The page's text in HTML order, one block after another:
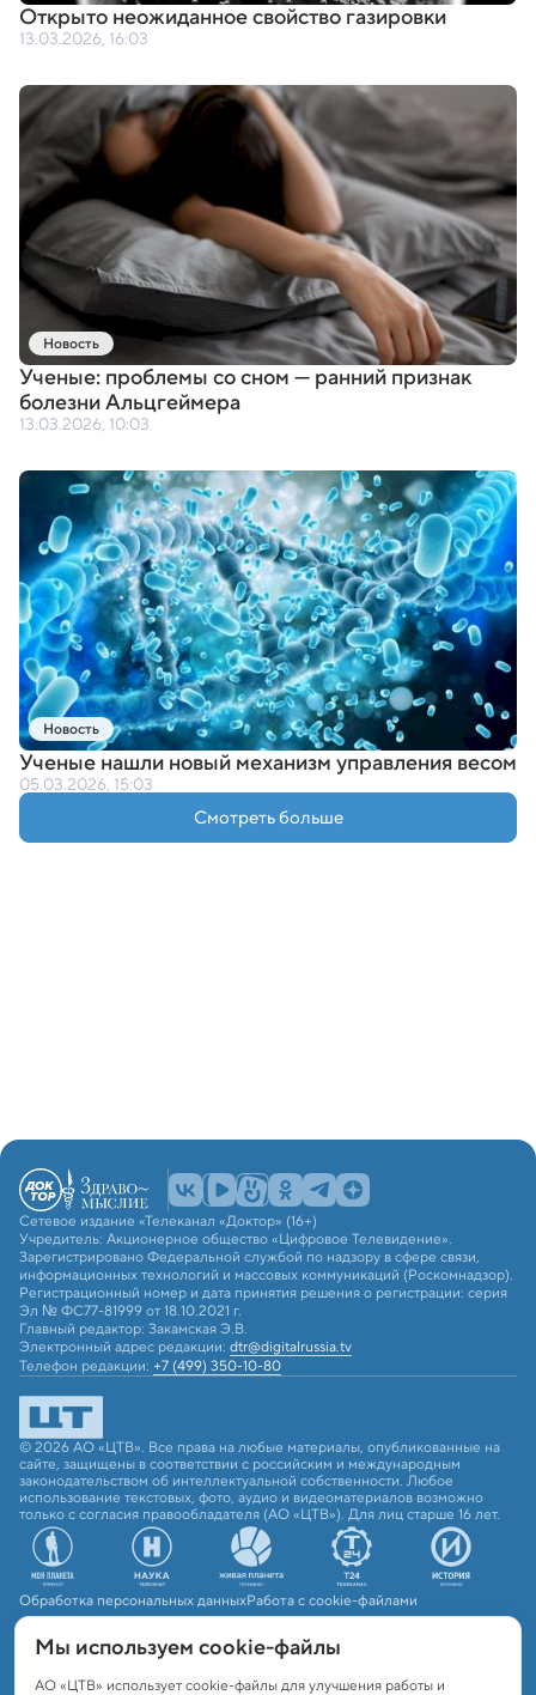
Открыто неожиданное свойство газировки
13.03.2026, 16:03
Новость
Ученые: проблемы со сном — ранний признак
болезни Альцгеймера
13.03.2026, 10:03
Новость
Ученые нашли новый механизм управления весом
05.03.2026, 15:03
Смотреть больше
Сетевое издание «Телеканал «Доктор» (16+)
Учредитель: Акционерное общество «Цифровое Телевидение».
Зарегистрировано Федеральной службой по надзору в сфере связи,
информационных технологий и массовых коммуникаций (Роскомнадзор).
Регистрационный номер и дата принятия решения о регистрации: серия
Эл № ФС77-81999 от 18.10.2021 г.
Главный редактор: Закамская Э.В.
Электронный адрес редакции: dtr@digitalrussia.tv
Телефон редакции: +7 (499) 350-10-80
© 2026 АО «ЦТВ». Все права на любые материалы, опубликованные на
сайте, защищены в соответствии с российским и международным
законодательством об интеллектуальной собственности. Любое
использование текстовых, фото, аудио и видеоматериалов возможно
только с согласия правообладателя (АО «ЦТВ»). Для лиц старше 16 лет.
Обработка персональных данныхРабота с cookie-файлами
Мы используем сookie-файлы
АО «ЦТВ» использует cookie-файлы для улучшения работы и